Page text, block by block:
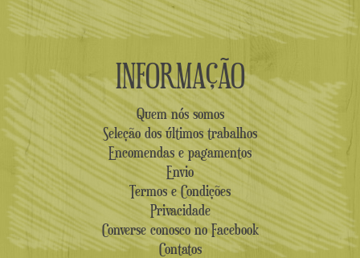
INFORMAÇÃO
Quem nós somos
Seleção dos últimos trabalhos
Encomendas e pagamentos
Envio
Termos e Condições
Privacidade
Converse conosco no Facebook
Contatos